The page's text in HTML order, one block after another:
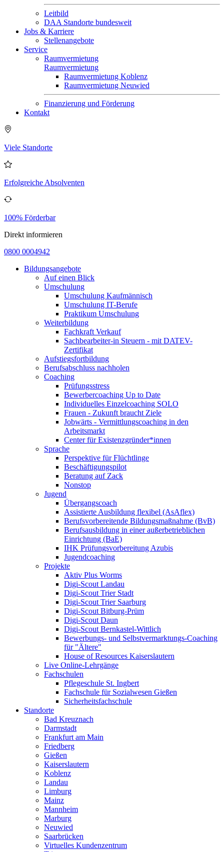
Leitbild
DAA Standorte bundesweit
Jobs & Karriere
Stellenangebote
Service
Raumvermietung
Raumvermietung
Raumvermietung Koblenz
Raumvermietung Neuwied
Finanzierung und Förderung
Kontakt
Viele Standorte
Erfolgreiche Absolventen
100% Förderbar
Direkt informieren
0800 0004942
Bildungsangebote
Auf einen Blick
Umschulung
Umschulung Kaufmännisch
Umschulung IT-Berufe
Praktikum Umschulung
Weiterbildung
Fachkraft Verkauf
Sachbearbeiter-in Steuern - mit DATEV-
Zertifikat
Aufstiegsfortbildung
Berufsabschluss nachholen
Coaching
Prüfungsstress
Bewerbercoaching Up to Date
Individuelles Einzelcoaching SOLO
Frauen - Zukunft braucht Ziele
Jobwärts - Vermittlungscoaching in den
Arbeitsmarkt
Center für Existenzgründer*innen
Sprache
Perspektive für Flüchtlinge
Beschäftigungspilot
Beratung auf Zack
Nonstop
Jugend
Übergangscoach
Assistierte Ausbildung flexibel (AsAflex)
Berufsvorbereitende Bildungsmaßnahme (BvB)
Berufsausbildung in einer außerbetrieblichen
Einrichtung (BaE)
IHK Prüfungsvorbereitung Azubis
Jugendcoaching
Projekte
Aktiv Plus Worms
Digi-Scout Landau
Digi-Scout Trier Stadt
Digi-Scout Trier Saarburg
Digi-Scout Bitburg-Prüm
Digi-Scout Daun
Digi-Scout Bernkastel-Wittlich
Bewerbungs- und Selbstvermarktungs-Coaching
für "Ältere"
House of Resources Kaiserslautern
Live Online-Lehrgänge
Fachschulen
Pflegeschule St. Ingbert
Fachschule für Sozialwesen Gießen
Sicherheitsfachschule
Standorte
Bad Kreuznach
Darmstadt
Frankfurt am Main
Friedberg
Gießen
Kaiserslautern
Koblenz
Landau
Limburg
Mainz
Mannheim
Marburg
Neuwied
Saarbrücken
Virtuelles Kundenzentrum